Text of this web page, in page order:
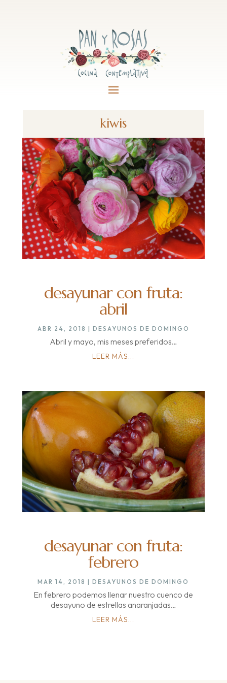
kiwis
desayunar con fruta:
abril
ABR 24, 2018 | DESAYUNOS DE DOMINGO
Abril y mayo, mis meses preferidos…
LEER MÁS...
desayunar con fruta:
febrero
MAR 14, 2018 |DESAYUNOS DE DOMINGO
En febrero podemos llenar nuestro cuenco de
desayuno de estrellas anaranjadas…
LEER MÁS...